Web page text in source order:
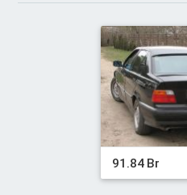
91.84 Br